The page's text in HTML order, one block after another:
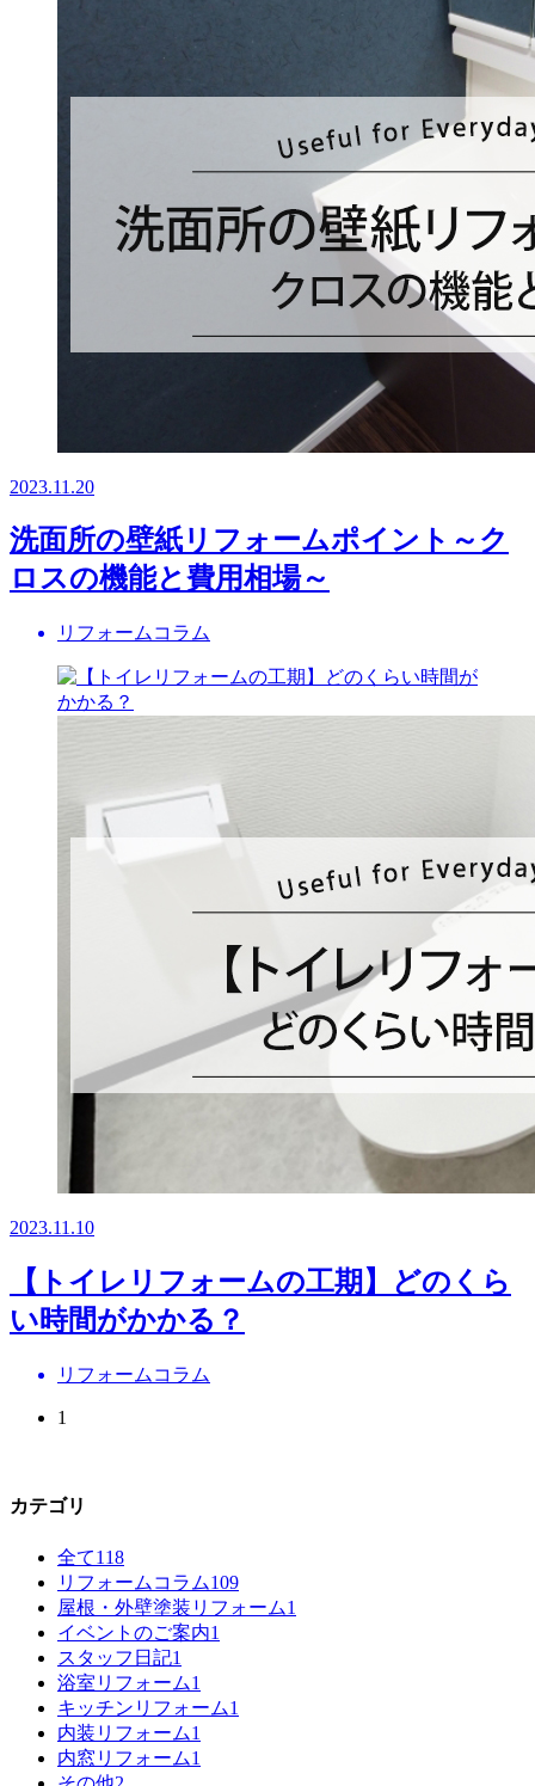
2023.11.20
洗面所の壁紙リフォームポイント～ク
ロスの機能と費用相場～
リフォームコラム
2023.11.10
【トイレリフォームの工期】どのくら
い時間がかかる？
リフォームコラム
1
カテゴリ
全て118
リフォームコラム109
屋根・外壁塗装リフォーム1
イベントのご案内1
スタッフ日記1
浴室リフォーム1
キッチンリフォーム1
内装リフォーム1
内窓リフォーム1